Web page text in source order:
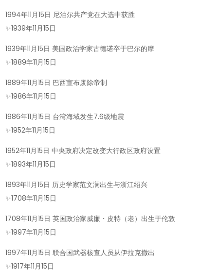
1994年11月15日 尼泊尔共产党在大选中获胜
✨1939年11月15日
1939年11月15日 美国政治学家古德诺卒于巴尔的摩
✨1889年11月15日
1889年11月15日 巴西宣布废除帝制
✨1986年11月15日
1986年11月15日 台湾海域发生7.6级地震
✨1952年11月15日
1952年11月15日 中央政府决定改变大行政区政府设置
✨1893年11月15日
1893年11月15日 历史学家范文澜出生与浙江绍兴
✨1708年11月15日
1708年11月15日 英国政治家威廉・皮特（老）出生于伦敦
✨1997年11月15日
1997年11月15日 联合国武器核查人员从伊拉克撤出
✨1917年11月15日